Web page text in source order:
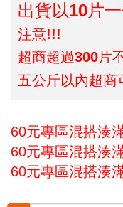
出貨以10片一
注意!!!
超商超過300片
五公斤以內超商
60元專區混搭湊
60元專區混搭湊
60元專區混搭湊